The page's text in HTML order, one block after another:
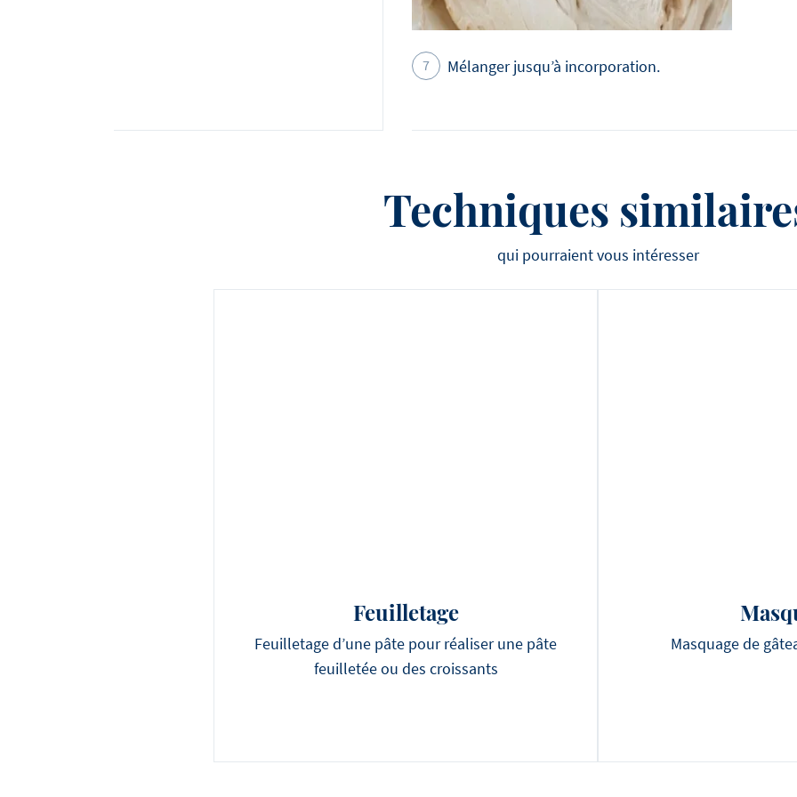
Mélanger jusqu’à incorporation.
Techniques
qui pourraient vous intéresser
Feuilletage
Feuilletage d’une pâte pour réaliser une pâte
feuilletée ou des croissants
Masquage de